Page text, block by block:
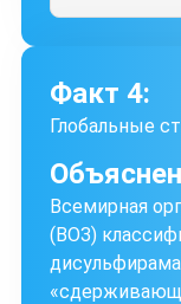
Факт 4:
Глобальные
Всемирная
(ВОЗ)